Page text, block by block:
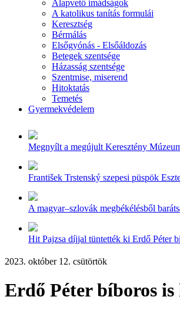
Alapvető imádságok
A katolikus tanítás formulái
Keresztség
Bérmálás
Elsőgyónás - Elsőáldozás
Betegek szentsége
Házasság szentsége
Szentmise, miserend
Hitoktatás
Temetés
Gyermekvédelem
Megnyílt a megújult Keresztény
František Trstenský szepesi püspök
A magyar–szlovák megbékélésből
Hit Pajzsa díjjal tüntették ki Erdő Péter
2023. október 12. csütörtök
Erdő Péter bíboros